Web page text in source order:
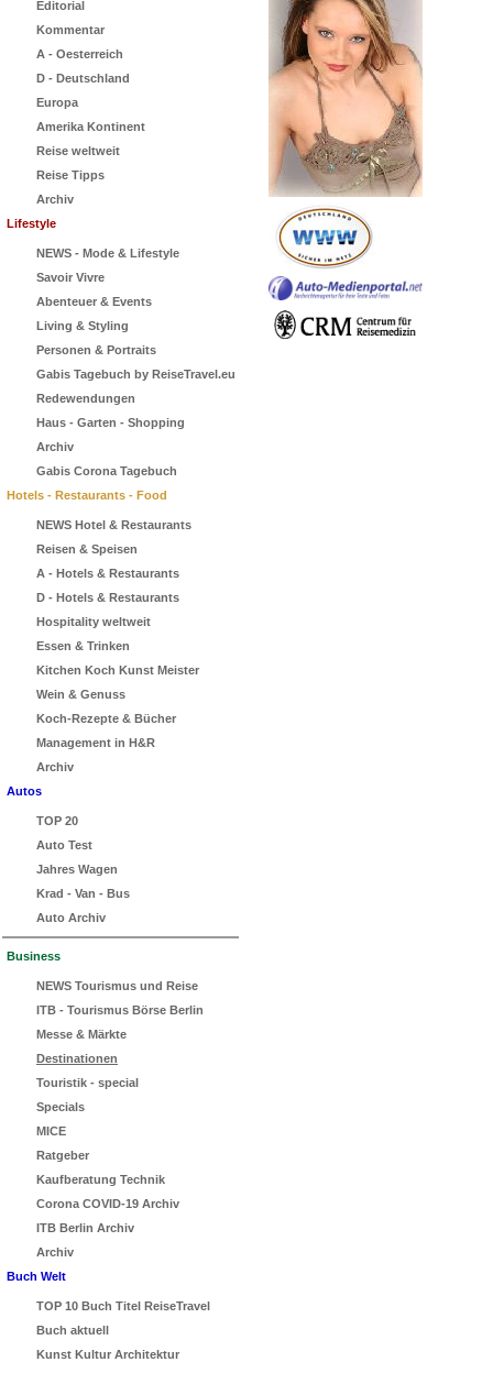
Editorial
Kommentar
A - Oesterreich
D - Deutschland
Europa
Amerika Kontinent
Reise weltweit
Reise Tipps
Archiv
Lifestyle
NEWS - Mode & Lifestyle
Savoir Vivre
Abenteuer & Events
Living & Styling
Personen & Portraits
Gabis Tagebuch by ReiseTravel.eu
Redewendungen
Haus - Garten - Shopping
Archiv
Gabis Corona Tagebuch
Hotels - Restaurants - Food
NEWS Hotel & Restaurants
Reisen & Speisen
A - Hotels & Restaurants
D - Hotels & Restaurants
Hospitality weltweit
Essen & Trinken
Kitchen Koch Kunst Meister
Wein & Genuss
Koch-Rezepte & Bücher
Management in H&R
Archiv
Autos
TOP 20
Auto Test
Jahres Wagen
Krad - Van - Bus
Auto Archiv
Business
NEWS Tourismus und Reise
ITB - Tourismus Börse Berlin
Messe & Märkte
Destinationen
Touristik - special
Specials
MICE
Ratgeber
Kaufberatung Technik
Corona COVID-19 Archiv
ITB Berlin Archiv
Archiv
Buch Welt
TOP 10 Buch Titel ReiseTravel
Buch aktuell
Kunst Kultur Architektur